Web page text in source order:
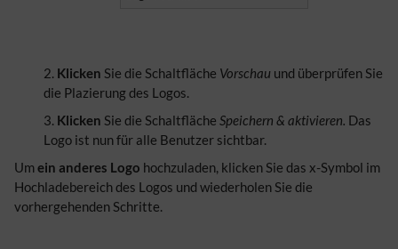
Klicken Sie die Schaltfläche Vorschau und überprüfen Sie
die Plazierung des Logos.
Klicken Sie die SchaltflächeSpeichern & aktivieren. Das
Logo ist nun für alle Benutzer sichtbar.
Umein anderes Logo hochzuladen, klicken Sie das x-Symbol im
Hochladebereich des Logos und wiederholen Sie die
vorhergehenden Schritte.